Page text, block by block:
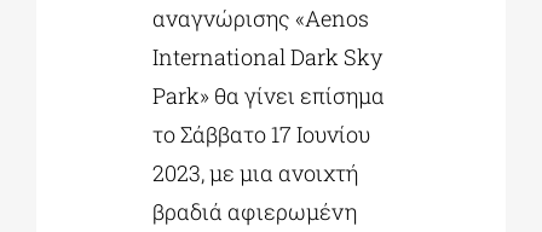
αναγνώρισης «Aenos
International Dark Sky
Park» θα γίνει επίσημα
το Σάββατο 17 Ιουνίου
2023, με μια ανοιχτή
βραδιά αφιερωμένη